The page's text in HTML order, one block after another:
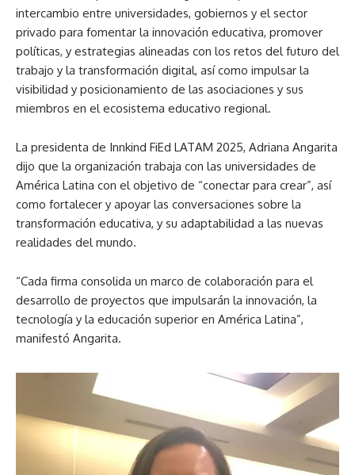
intercambio entre universidades, gobiernos y el sector
privado para fomentar la innovación educativa, promover
políticas, y estrategias alineadas con los retos del futuro del
trabajo y la transformación digital, así como impulsar la
visibilidad y posicionamiento de las asociaciones y sus
miembros en el ecosistema educativo regional.
La presidenta de Innkind FiEd LATAM 2025, Adriana Angarita
dijo que la organización trabaja con las universidades de
América Latina con el objetivo de “conectar para crear”, así
como fortalecer y apoyar las conversaciones sobre la
transformación educativa, y su adaptabilidad a las nuevas
realidades del mundo.
“Cada firma consolida un marco de colaboración para el
desarrollo de proyectos que impulsarán la innovación, la
tecnología y la educación superior en América Latina”,
manifestó Angarita.